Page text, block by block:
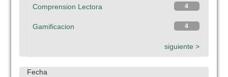
4
Comprension Lectora
4
Gamificacion
siguiente >
Fecha